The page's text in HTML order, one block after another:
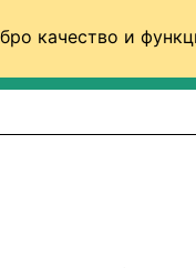
качество и